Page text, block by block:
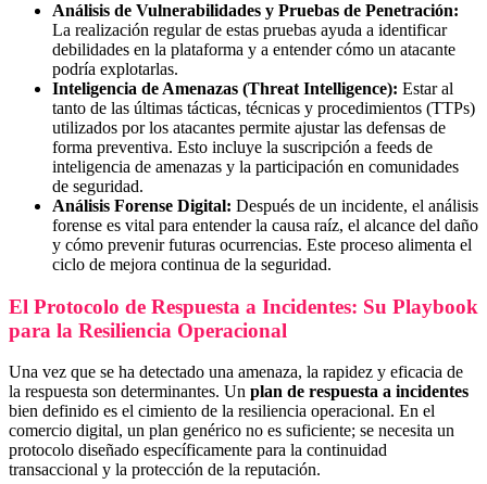
Análisis de Vulnerabilidades y Pruebas de Penetración:
La realización regular de estas pruebas ayuda a identificar
debilidades en la plataforma y a entender cómo un atacante
podría explotarlas.
Inteligencia de Amenazas (Threat Intelligence): Estar al
tanto de las últimas tácticas, técnicas y procedimientos (TTPs)
utilizados por los atacantes permite ajustar las defensas de
forma preventiva. Esto incluye la suscripción a feeds de
inteligencia de amenazas y la participación en comunidades
de seguridad.
Análisis Forense Digital: Después de un incidente, el análisis
forense es vital para entender la causa raíz, el alcance del daño
y cómo prevenir futuras ocurrencias. Este proceso alimenta el
ciclo de mejora continua de la seguridad.
El Protocolo de Respuesta a Incidentes: Su Playbook
para la Resiliencia Operacional
Una vez que se ha detectado una amenaza, la rapidez y eficacia de
la respuesta son determinantes. Un plan de respuesta a incidentes
bien definido es el cimiento de la resiliencia operacional. En el
comercio digital, un plan genérico no es suficiente; se necesita un
protocolo diseñado específicamente para la continuidad
transaccional y la protección de la reputación.